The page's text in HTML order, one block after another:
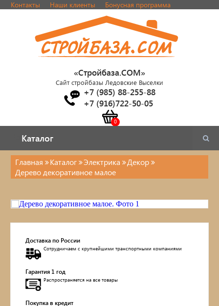
Контакты Наши клиенты Бонусная программа
«Стройбаза.COM»
Сайт стройбазы Ледовские Выселки
+7 (985) 88-255-88
+7 (916)722-50-05
Каталог
Каталог
Электрика
Главная Каталог Электрика
Декор
Дерево декоративное малое
Доставка по России
Сотрудничаем с крупнейшими транспортными компаниями
Гарантия 1 год
Распространяется на все товары
Покупка в кредит